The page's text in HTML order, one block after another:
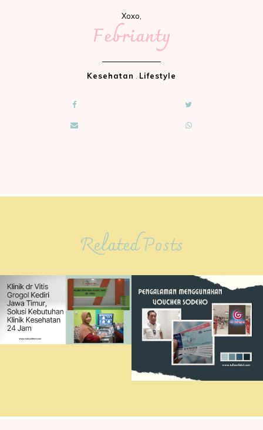
Xoxo,
Febrianty
Kesehatan . Lifestyle
Related Posts